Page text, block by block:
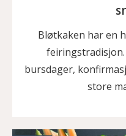
Bløtkaken har en
bursdager,
store